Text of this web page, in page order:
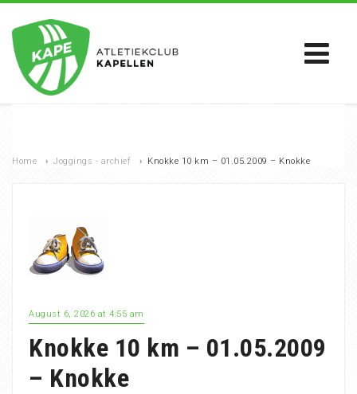
Home › Joggings - archief › Knokke 10 km – 01.05.2009 – Knokke
August 6, 2026 at 4:55 am
Knokke 10 km – 01.05.2009
– Knokke